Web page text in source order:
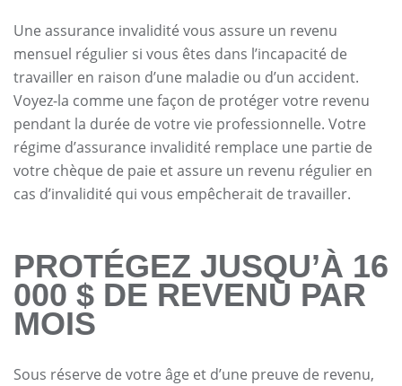
Une assurance invalidité vous assure un revenu
mensuel régulier si vous êtes dans l’incapacité de
travailler en raison d’une maladie ou d’un accident.
Voyez-la comme une façon de protéger votre revenu
pendant la durée de votre vie professionnelle. Votre
régime d’assurance invalidité remplace une partie de
votre chèque de paie et assure un revenu régulier en
cas d’invalidité qui vous empêcherait de travailler.
PROTÉGEZ JUSQU’À 16
000 $ DE REVENU PAR
MOIS
Sous réserve de votre âge et d’une preuve de revenu,